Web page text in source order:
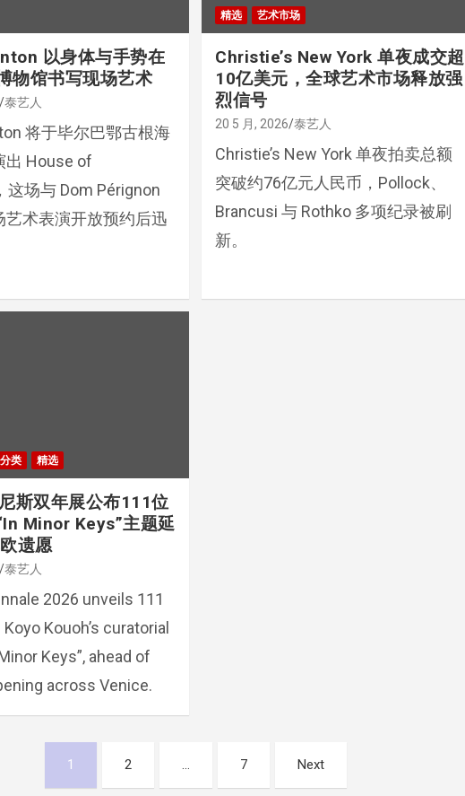
以身体与手势在
物馆书写现场艺术
泰艺人
将于毕尔巴鄂古根海
出 House of
这场与 Dom Pérignon
艺术表演开放预约后迅
精选 艺术市场
Christie’s New York 单夜成交超
10亿美元，全球艺术市场释放强
烈信号
20 5 月, 2026 泰艺人
Christie’s New York 单夜拍卖总额
突破约76亿元人民币，Pollock、
Brancusi 与 Rothko 多项纪录被刷
新。
类 精选
斯双年展公布111位
Minor Keys”主题延
遗愿
泰艺人
2026 unveils 111
Kouoh’s curatorial
Keys”, ahead of
across Venice.
1 2 … 7 Next